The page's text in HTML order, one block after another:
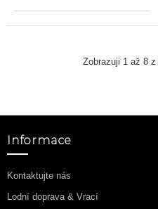
Zobrazuji 1 až 8
Informace
Kontaktujte nás
Lodní doprava & Vrací